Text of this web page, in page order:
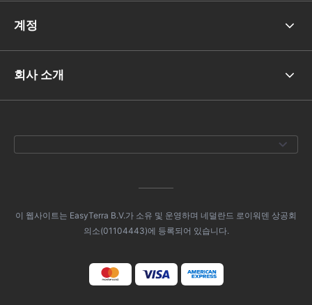
계정
회사 소개
이 웹사이트는 EasyTerra B.V.가 소유 및 운영하며 네덜란드 로이워덴 상공회
의소(01104443)에 등록되어 있습니다.